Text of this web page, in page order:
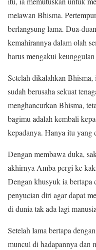
melawan Bhisma.
berlangsung lama. Dua-
kemahirannya dalam olah
harus mengakui
Setelah dikalahkan
sudah berusaha sekuat
menghancurkan Bhisma,
bagimu adalah kembali
kepadanya. Hanya itu yang
Dengan membawa duka,
akhirnya Amba pergi ke
Dengan khusyuk ia bertapa
penyucian diri agar dapat
di dunia tak ada lagi
Setelah lama bertapa
muncul di hadapannya dan